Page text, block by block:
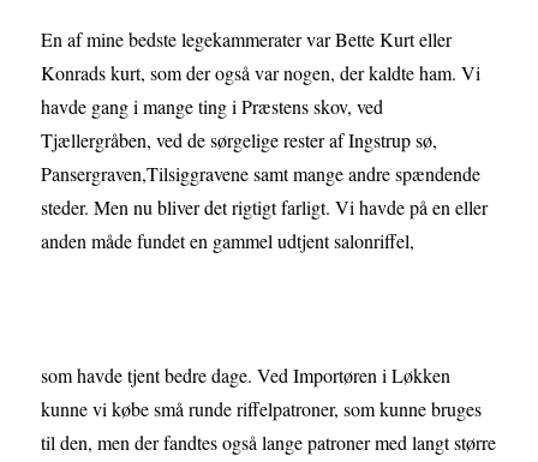
En af mine bedste legekammerater var Bette Kurt eller
Konrads kurt, som der også var nogen, der kaldte ham. Vi
havde gang i mange ting i Præstens skov, ved
Tjællergråben, ved de sørgelige rester af Ingstrup sø,
Pansergraven,Tilsiggravene samt mange andre spændende
steder. Men nu bliver det rigtigt farligt. Vi havde på en eller
anden måde fundet en gammel udtjent salonriffel,
som havde tjent bedre dage. Ved Importøren i Løkken
kunne vi købe små runde riffelpatroner, som kunne bruges
til den, men der fandtes også lange patroner med langt større